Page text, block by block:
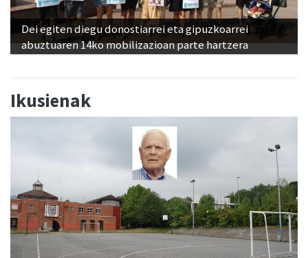
Dei egiten diegu donostiarrei eta gipuzkoarrei
abuztuaren 14ko mobilizazioan parte hartzera
Ikusienak